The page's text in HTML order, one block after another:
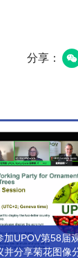
分享：
加UPOV第58届
并分享菊花图像